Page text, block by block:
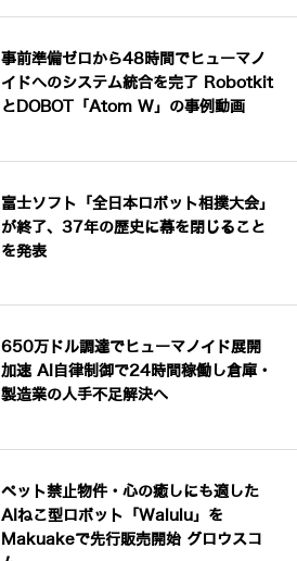
事前準備ゼロから48時間でヒューマノ
イドへのシステム統合を完了 Robotkit
とDOBOT「Atom W」の事例動画
富士ソフト「全日本ロボット相撲大会」
が終了、37年の歴史に幕を閉じること
を発表
650万ドル調達でヒューマノイド展開
加速 AI自律制御で24時間稼働し倉庫・
製造業の人手不足解決へ
ペット禁止物件・心の癒しにも適した
AIねこ型ロボット「Walulu」を
Makuakeで先行販売開始 グロウスコ